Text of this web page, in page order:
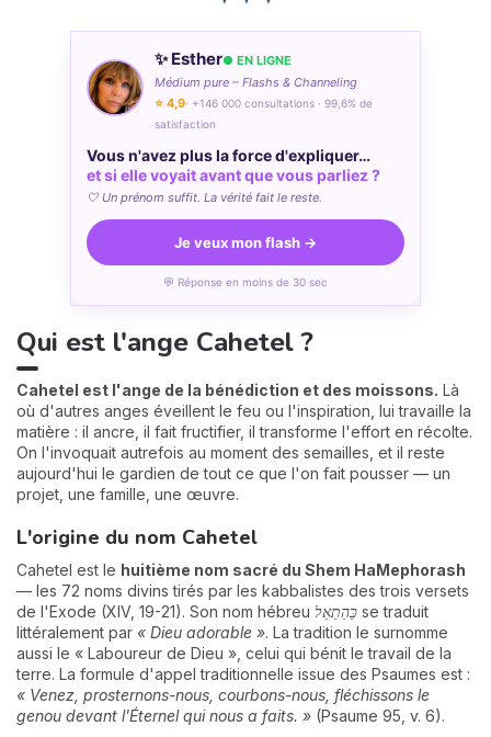
✨ Esther● EN LIGNE
Médium pure – Flashs & Channeling
⭐ 4,9· +146 000 consultations · 99,6% de
satisfaction
Vous n'avez plus la force d'expliquer…
et si elle voyait avant que vous parliez ?
🤍 Un prénom suffit. La vérité fait le reste.
Je veux mon flash →
💬 Réponse en moins de 30 sec
Qui est l'ange Cahetel ?
Cahetel est l'ange de la bénédiction et des moissons. Là
où d'autres anges éveillent le feu ou l'inspiration, lui travaille la
matière : il ancre, il fait fructifier, il transforme l'effort en récolte.
On l'invoquait autrefois au moment des semailles, et il reste
aujourd'hui le gardien de tout ce que l'on fait pousser — un
projet, une famille, une œuvre.
L'origine du nom Cahetel
Cahetel est le huitième nom sacré du Shem HaMephorash
— les 72 noms divins tirés par les kabbalistes des trois versets
de l'Exode (XIV, 19-21). Son nom hébreu כַּהֵתֵאֵל se traduit
littéralement par « Dieu adorable ». La tradition le surnomme
aussi le « Laboureur de Dieu », celui qui bénit le travail de la
terre. La formule d'appel traditionnelle issue des Psaumes est :
« Venez, prosternons-nous, courbons-nous, fléchissons le
genou devant l'Éternel qui nous a faits. » (Psaume 95, v. 6).